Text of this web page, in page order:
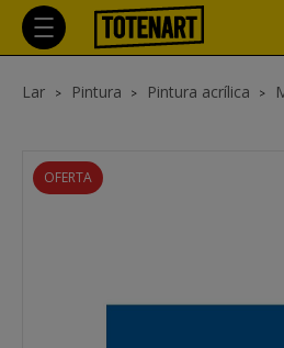
Lar Pintura Pintura acrílica
OFERTA